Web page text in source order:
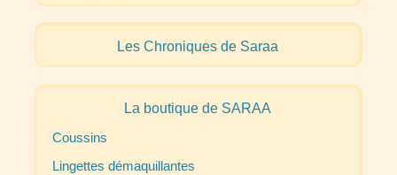
Les Chroniques de Saraa
La boutique de SARAA
Coussins
Lingettes démaquillantes